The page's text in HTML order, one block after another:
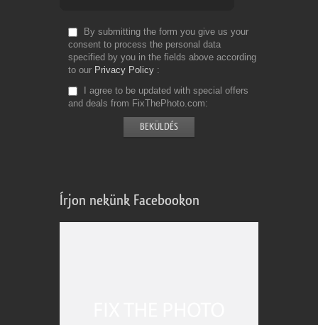
By submitting the form you give us your
consent to process the personal data
specified by you in the fields above according
to our Privacy Policy
I agree to be updated with special offers
and deals from FixThePhoto.com
Írjon nekünk Facebookon